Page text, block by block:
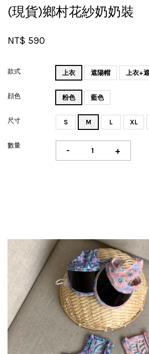
(現貨)鄉村花紗奶奶裝
NT$ 590
款式 上衣 遮陽帽 上衣+
顔色 粉色 藍色
尺寸 S M L XL
數量 - +